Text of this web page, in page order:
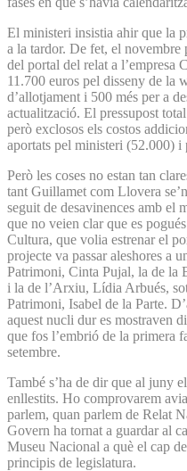
El ministeri insistia ahir que la
a la tardor. De fet, el novembre
del portal del relat a l’empresa
11.700 euros pel disseny de la
d’allotjament i 500 més per a
actualització. El pressupost
però exclosos els costos
aportats pel ministeri (52.000) i
Però les coses no estan tan
tant Guillamet com Llovera
seguit de desavinences amb el
que no veien clar que es
Cultura, que volia estrenar el
projecte va passar aleshores a
Patrimoni, Cinta Pujal, la de la
i la de l’Arxiu, Lídia Arbués,
Patrimoni, Isabel de la Parte.
aquest nucli dur es mostraven
que fos l’embrió de la primera
setembre.
També s’ha de dir que al juny
enllestits. Ho comprovarem
parlem, quan parlem de Relat
Govern ha tornat a guardar al
Museu Nacional a què el cap
principis de legislatura.